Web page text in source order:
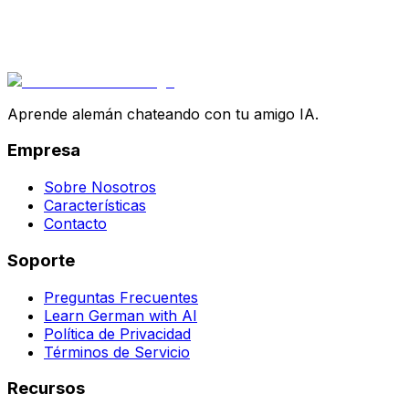
Aprende alemán chateando con tu amigo IA.
Empresa
Sobre Nosotros
Características
Contacto
Soporte
Preguntas Frecuentes
Learn German with AI
Política de Privacidad
Términos de Servicio
Recursos